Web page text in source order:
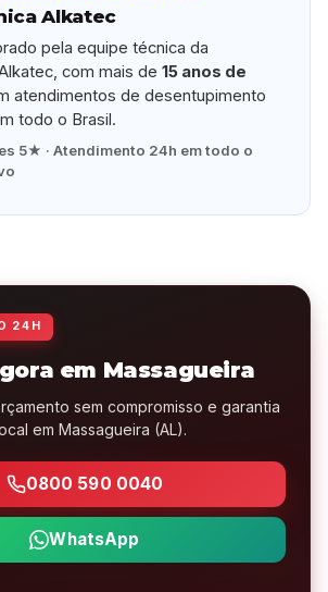
Alkatec
pela equipe técnica da
com mais de15 anos de
atendimentos de desentupimento
todo o Brasil.
5★ · Atendimento 24h em todo o
24H
em Massagueira
sem compromisso e garantia
em Massagueira (AL).
0800 590 0040
WhatsApp